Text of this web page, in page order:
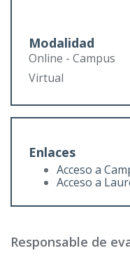
Modalidad
Online - Campus
Virtual
Enlaces
Acceso a
Acceso a
Responsable de